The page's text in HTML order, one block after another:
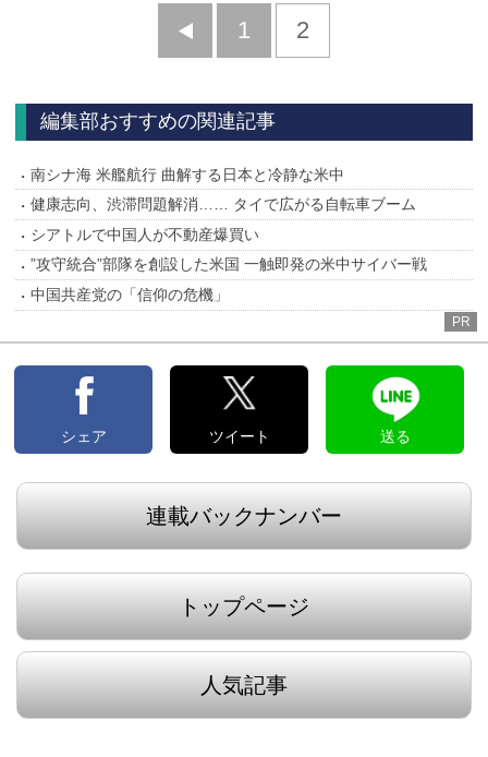
前
1 2
編集部おすすめの関連記事
南シナ海 米艦航行 曲解する日本と冷静な米中
健康志向、渋滞問題解消…… タイで広がる自転車ブーム
シアトルで中国人が不動産爆買い
”攻守統合”部隊を創設した米国 一触即発の米中サイバー戦
中国共産党の「信仰の危機」
PR
シェア ツイート 送る
連載バックナンバー
トップページ
人気記事